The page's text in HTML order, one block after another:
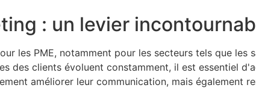
: un levier
les PME, notamment pour les secteurs tels que
des clients évoluent constamment, il est essentiel
améliorer leur communication, mais également